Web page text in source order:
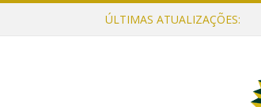
ÚLTIMAS ATUALIZAÇÕES: